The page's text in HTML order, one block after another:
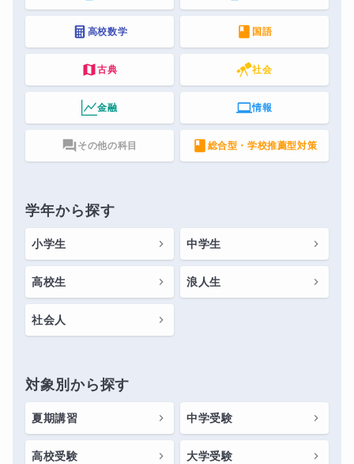
高校数学 国語
古典 社会
金融 情報
その他の科目 総合型・学校推薦型対策
学年から探す
小学生 中学生
高校生 浪人生
社会人
対象別から探す
夏期講習 中学受験
高校受験 大学受験